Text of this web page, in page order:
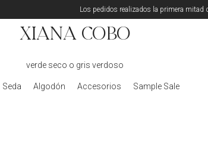
Los pedidos realizados la primera mitad
Xiana Cobo
verde seco o gris verdoso
Seda Algodón Accesorios Sample Sale